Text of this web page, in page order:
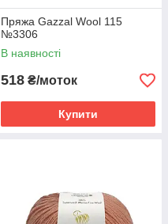
Пряжа Gazzal Wool 115
№3306
В наявності
518 ₴/моток
Купити